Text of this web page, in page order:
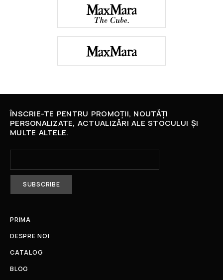
ÎNSCRIE-TE PENTRU PROMOȚII, NOUTĂȚI
PERSONALIZATE, ACTUALIZĂRI ALE STOCULUI ȘI
MULTE ALTELE.
PRIMA
DESPRE NOI
CATALOG
BLOG